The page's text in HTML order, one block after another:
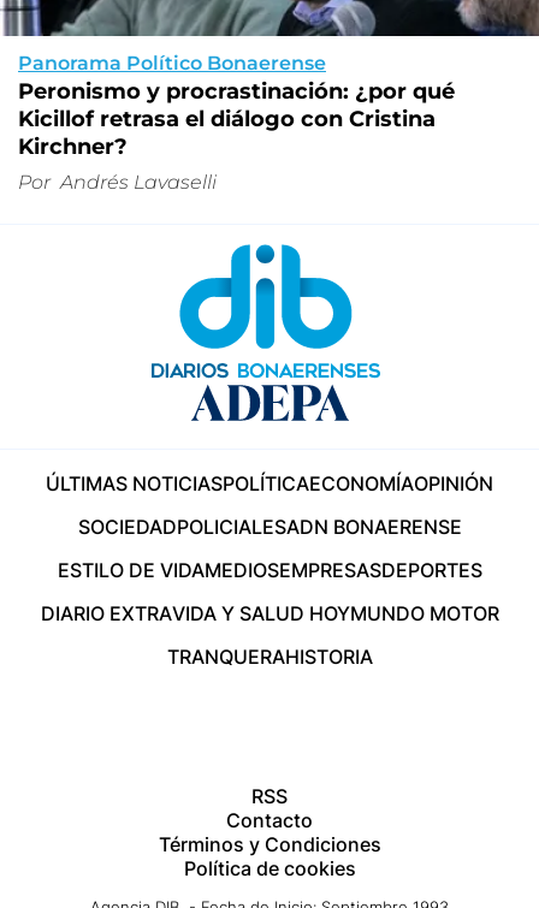
Panorama Político Bonaerense
Peronismo y procrastinación: ¿por qué
Kicillof retrasa el diálogo con Cristina
Kirchner?
Por Andrés Lavaselli
ÚLTIMAS NOTICIASPOLÍTICAECONOMÍAOPINIÓN
SOCIEDADPOLICIALESADN BONAERENSE
ESTILO DE VIDAMEDIOSEMPRESASDEPORTES
DIARIO EXTRAVIDA Y SALUD HOYMUNDO MOTOR
TRANQUERAHISTORIA
RSS
Contacto
Términos y Condiciones
Política de cookies